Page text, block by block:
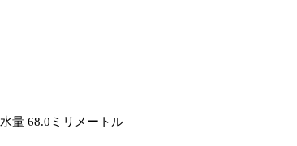
量 68.0ミリメートル